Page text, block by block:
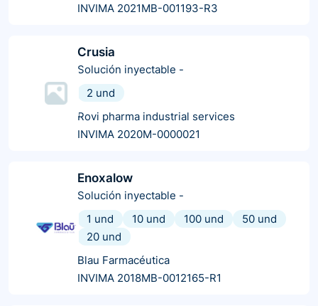
INVIMA 2021MB-001193-R3
Crusia
Solución inyectable -
2 und
Rovi pharma industrial services
INVIMA 2020M-0000021
Enoxalow
Solución inyectable -
1 und
10 und 100 und
50 und
20 und
Blau Farmacéutica
INVIMA 2018MB-0012165-R1